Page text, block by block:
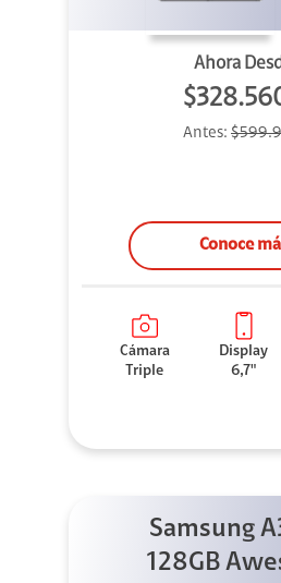
Ahora
Antes:
Conoce
Cámara
Triple
Display
6,7"
Samsung
128GB